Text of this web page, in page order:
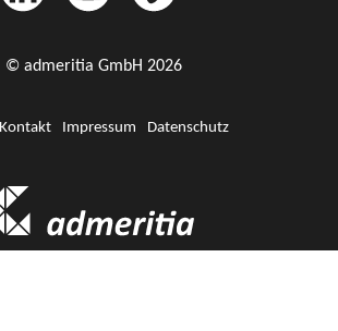
© admeritia GmbH 2026
Kontakt Impressum Datenschutz